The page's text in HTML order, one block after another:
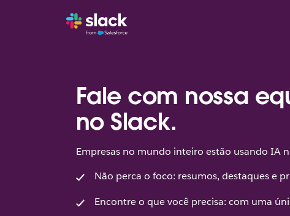
Fale com nossa
no Slack.
Empresas no mundo inteiro estão usando IA
Não perca o foco: resumos, destaques e
Encontre o que você precisa: com uma